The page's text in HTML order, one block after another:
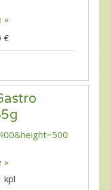
»
€
»
kpl